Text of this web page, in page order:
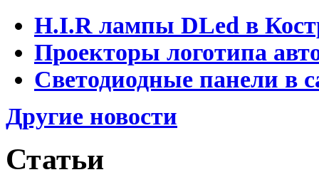
H.I.R лампы DLed в
Проекторы логотипа
Светодиодные панели в
Другие новости
Статьи